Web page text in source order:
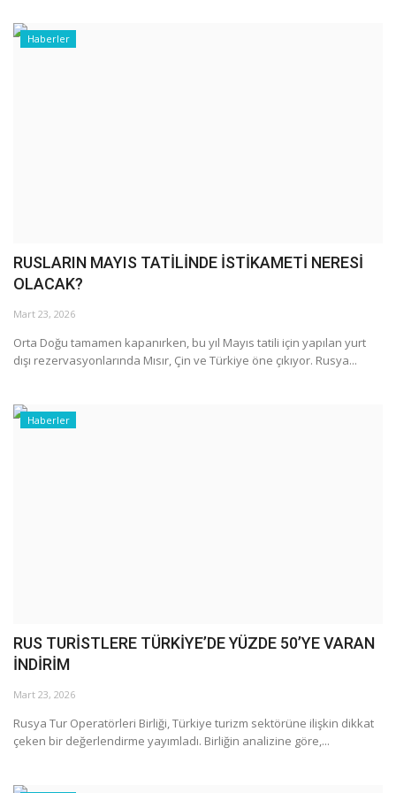
Haberler
RUSLARIN MAYIS TATİLİNDE İSTİKAMETİ NERESİ
OLACAK?
Mart 23, 2026
Orta Doğu tamamen kapanırken, bu yıl Mayıs tatili için yapılan yurt
dışı rezervasyonlarında Mısır, Çin ve Türkiye öne çıkıyor. Rusya...
Haberler
RUS TURİSTLERE TÜRKİYE’DE YÜZDE 50’YE VARAN
İNDİRİM
Mart 23, 2026
Rusya Tur Operatörleri Birliği, Türkiye turizm sektörüne ilişkin dikkat
çeken bir değerlendirme yayımladı. Birliğin analizine göre,...